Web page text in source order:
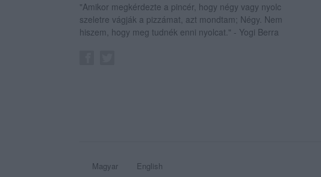
"Amikor megkérdezte a pincér, hogy négy vagy nyolc
szeletre vágják a pizzámat, azt mondtam; Négy. Nem
hiszem, hogy meg tudnék enni nyolcat." - Yogi Berra
Magyar English